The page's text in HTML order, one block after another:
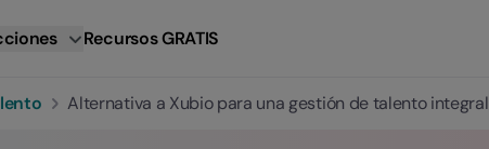
Recursos GRATIS
Alternativa a Xubio para una gestión de talento integral